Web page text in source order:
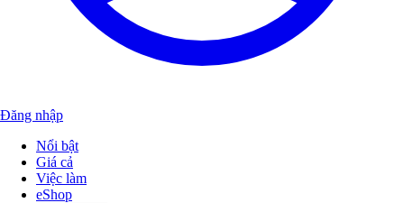
Đăng nhập
Nổi bật
Giá cả
Việc làm
eShop